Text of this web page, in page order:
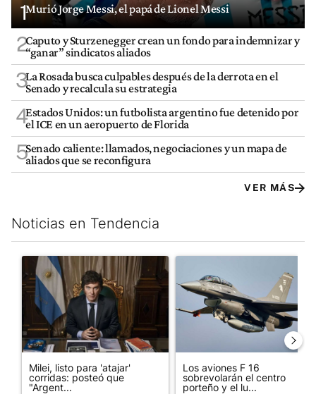
1Murió Jorge Messi, el papá de Lionel Messi
2Caputo y Sturzenegger crean un fondo para indemnizar y
“ganar” sindicatos aliados
3La Rosada busca culpables después de la derrota en el
Senado y recalcula su estrategia
4Estados Unidos: un futbolista argentino fue detenido por
el ICE en un aeropuerto de Florida
5Senado caliente: llamados, negociaciones y un mapa de
aliados que se reconfigura
VER MÁS
Noticias en Tendencia
Este listado muestra los artículos con más comentarios en los
Un artículo de tendencia con el título "Milei, listo para 'atajar'
Milei, listo para 'atajar'
corridas: posteó que
"Argent...
Un artículo de tendencia con
Los aviones F 16
sobrevolarán el centro
porteño y el lu...